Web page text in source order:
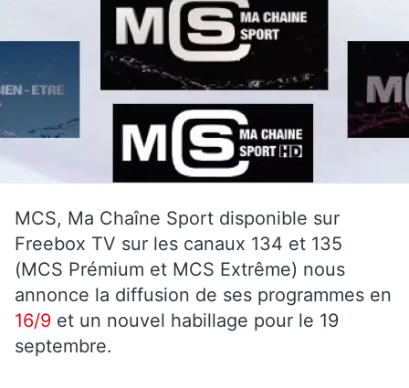
MCS, Ma Chaîne Sport disponible sur
Freebox TV sur les canaux 134 et 135
(MCS Prémium et MCS Extrême) nous
annonce la diffusion de ses programmes en
16/9 et un nouvel habillage pour le 19
septembre.